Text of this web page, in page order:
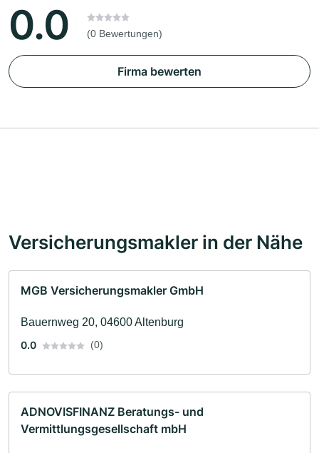
0.0 (0 Bewertungen)
Firma bewerten
Versicherungsmakler in der Nähe
MGB Versicherungsmakler GmbH
Bauernweg 20, 04600 Altenburg
0.0
(0)
ADNOVISFINANZ Beratungs- und
Vermittlungsgesellschaft mbH